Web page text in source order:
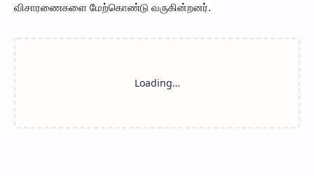
விசாரணைகளை மேற்கொண்டு வருகின்றனர்.